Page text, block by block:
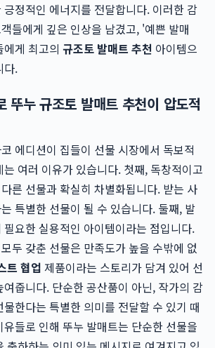
정적인 에너지를 전달합니다. 이러한 감
들에게 깊은 인상을 남겼고, '예쁜 발매
게 최고의 규조토 발매트 추천 아이템으
다.
뚜누 규조토 발매트 추천이 압도적
에디션이 집들이 선물 시장에서 독보적
여러 이유가 있습니다. 첫째, 독창적이고
른 선물과 확실히 차별화됩니다. 받는 사
특별한 선물이 될 수 있습니다. 둘째, 발
요한 실용적인 아이템이라는 점입니다.
두 갖춘 선물은 만족도가 높을 수밖에 없
트 협업 제품이라는 스토리가 담겨 있어 선
줍니다. 단순한 공산품이 아닌, 작가의 감
한다는 특별한 의미를 전달할 수 있기 때
들로 인해 뚜누 발매트는 단순한 선물을